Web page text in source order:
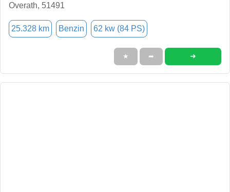
Overath, 51491
25.328 km Benzin 62 kw (84 PS)
★ ➦ ➜